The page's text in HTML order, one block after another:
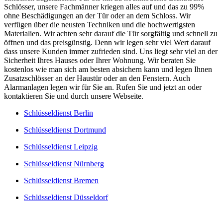
Schlösser, unsere Fachmänner kriegen alles auf und das zu 99%
ohne Beschädigungen an der Tür oder an dem Schloss. Wir
verfügen über die neusten Techniken und die hochwertigsten
Materialien. Wir achten sehr darauf die Tür sorgfältig und schnell zu
öffnen und das preisgünstig. Denn wir legen sehr viel Wert darauf
dass unsere Kunden immer zufrieden sind. Uns liegt sehr viel an der
Sicherheit Ihres Hauses oder Ihrer Wohnung. Wir beraten Sie
kostenlos wie man sich am besten absichern kann und legen Ihnen
Zusatzschlösser an der Haustür oder an den Fenstern. Auch
Alarmanlagen legen wir für Sie an. Rufen Sie und jetzt an oder
kontaktieren Sie und durch unsere Webseite.
Schlüsseldienst Berlin
Schlüsseldienst Dortmund
Schlüsseldienst Leipzig
Schlüsseldienst Nürnberg
Schlüsseldienst Bremen
Schlüsseldienst Düsseldorf